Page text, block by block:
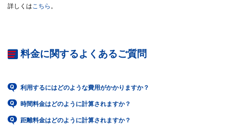
詳しくはこちら 。
料金に関するよくあるご質問
利用するにはどのような費用がかかりますか？
時間料金はどのように計算されますか？
距離料金はどのように計算されますか？